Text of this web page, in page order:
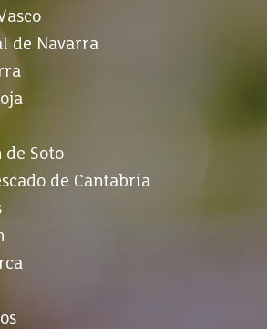
de Navarra
de Soto
de Cantabria